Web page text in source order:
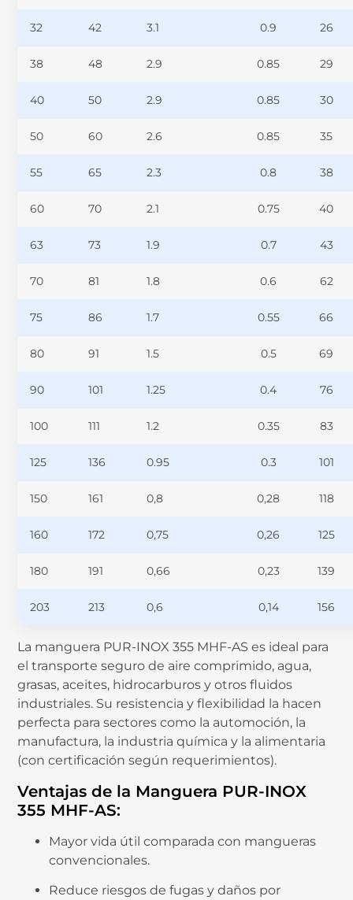
32 42 3.1 0.9 26
38 48 2.9 0.85 29
40 50 2.9 0.85 30
50 60 2.6 0.85 35
55 65 2.3 0.8 38
60 70 2.1 0.75 40
63 73 1.9 0.7 43
70 81 1.8 0.6 62
75 86 1.7 0.55 66
80 91 1.5 0.5 69
90 101 1.25 0.4 76
100 111 1.2 0.35 83
125 136 0.95 0.3 101
150 161 0,8 0,28 118
160 172 0,75 0,26 125
180 191 0,66 0,23 139
203 213 0,6 0,14 156
La manguera PUR-INOX 355 MHF-AS es ideal para
el transporte seguro de aire comprimido, agua,
grasas, aceites, hidrocarburos y otros fluidos
industriales. Su resistencia y flexibilidad la hacen
perfecta para sectores como la automoción, la
manufactura, la industria química y la alimentaria
(con certificación según requerimientos).
Ventajas de la Manguera PUR-INOX
355 MHF-AS:
Mayor vida útil comparada con mangueras
convencionales.
Reduce riesgos de fugas y daños por